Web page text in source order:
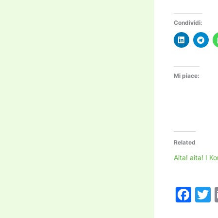
Condividi:
Mi piace:
Related
Aita! aita! I
F